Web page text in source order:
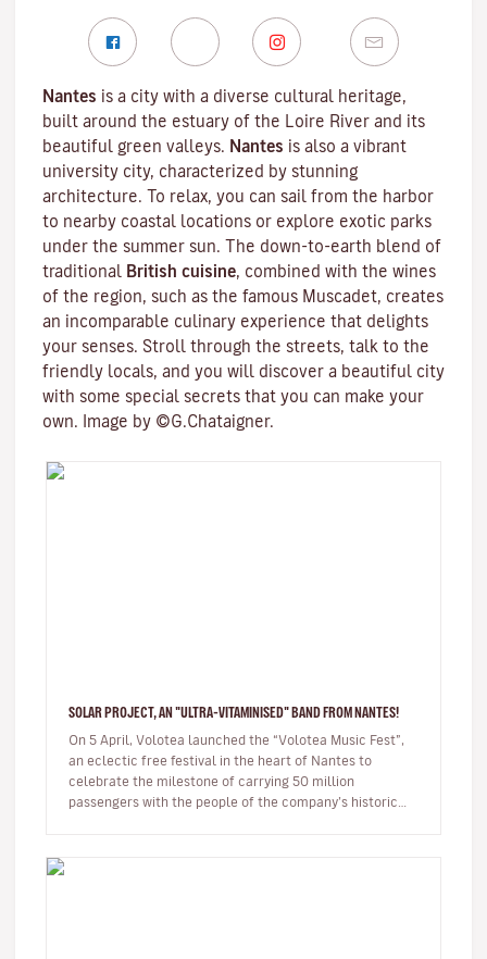
Nantes is a city with a diverse cultural heritage,
built around the estuary of the Loire River and its
beautiful green valleys. Nantes is also a vibrant
university city, characterized by stunning
architecture. To relax, you can sail from the harbor
to nearby coastal locations or explore exotic parks
under the summer sun. The down-to-earth blend of
traditional British cuisine, combined with the wines
of the region, such as the famous Muscadet, creates
an incomparable culinary experience that delights
your senses. Stroll through the streets, talk to the
friendly locals, and you will discover a beautiful city
with some special secrets that you can make your
own. Image by ©G.Chataigner.
SOLAR PROJECT, AN "ULTRA-VITAMINISED" BAND FROM NANTES!
On 5 April, Volotea launched the “Volotea Music Fest”,
an eclectic free festival in the heart of Nantes to
celebrate the milestone of carrying 50 million
passengers with the people of the company’s historic